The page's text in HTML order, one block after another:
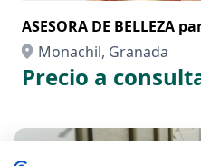
ASESORA DE BELLEZA
Monachil, Granada
Precio a